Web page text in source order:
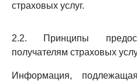
страховых услуг.
2.2. Принципы
получателям страховых
Информация,